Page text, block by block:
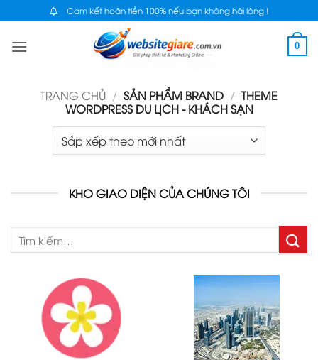
nội
Cam kết hoàn tiền 100% nếu bạn không hài lòng !
0
TRANG CHỦ / SẢN PHẨM BRAND / THEME
WORDPRESS DU LỊCH - KHÁCH SẠN
KHO GIAO DIỆN CỦA CHÚNG TÔI
Tìm
kiếm: